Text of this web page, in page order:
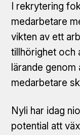
I rekrytering
medarbetare
vikten av ett
tillhörighet och
lärande
medarbetare
Nyli har idag
potential att